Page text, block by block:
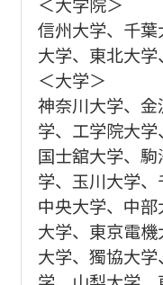
信州大学、千
大学、東北大
＜大学＞
神奈川大学、
学、工学院大学
国士舘大学、
学、玉川大学、
中央大学、中
大学、東京電
大学、獨協大